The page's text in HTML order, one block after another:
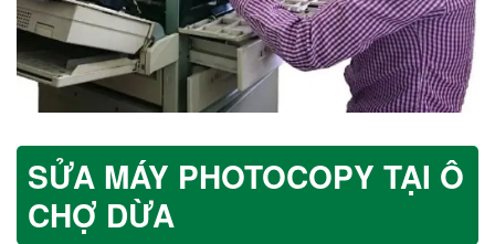
SỬA MÁY PHOTOCOPY TẠI Ô
CHỢ DỪA